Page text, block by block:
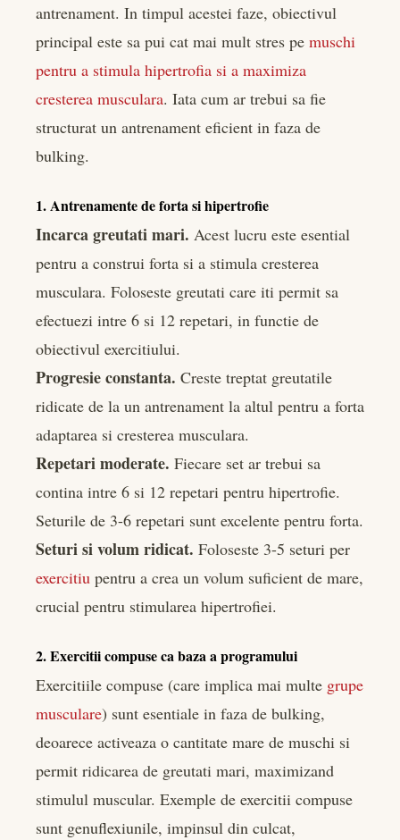
antrenament. In timpul acestei faze, obiectivul
principal este sa pui cat mai mult stres pe muschi
pentru a stimula hipertrofia si a maximiza
cresterea musculara. Iata cum ar trebui sa fie
structurat un antrenament eficient in faza de
bulking.
1. Antrenamente de forta si hipertrofie
Incarca greutati mari. Acest lucru este esential
pentru a construi forta si a stimula cresterea
musculara. Foloseste greutati care iti permit sa
efectuezi intre 6 si 12 repetari, in functie de
obiectivul exercitiului.
Progresie constanta. Creste treptat greutatile
ridicate de la un antrenament la altul pentru a forta
adaptarea si cresterea musculara.
Repetari moderate. Fiecare set ar trebui sa
contina intre 6 si 12 repetari pentru hipertrofie.
Seturile de 3-6 repetari sunt excelente pentru forta.
Seturi si volum ridicat. Foloseste 3-5 seturi per
exercitiu pentru a crea un volum suficient de mare,
crucial pentru stimularea hipertrofiei.
2. Exercitii compuse ca baza a programului
Exercitiile compuse (care implica mai multe grupe
musculare) sunt esentiale in faza de bulking,
deoarece activeaza o cantitate mare de muschi si
permit ridicarea de greutati mari, maximizand
stimulul muscular. Exemple de exercitii compuse
sunt genuflexiunile, impinsul din culcat,